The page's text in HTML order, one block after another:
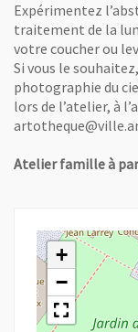
Expérimentez
traitement de la
votre coucher ou
Si vous le
photographie du
lors de l’atelier, à
Atelier famille à
+
−